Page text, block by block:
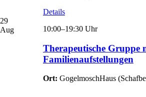
Details
29
Aug
10:00–19:30 Uhr
Therapeutische Gruppe
Familienaufstellungen
Ort: GogelmoschHaus(